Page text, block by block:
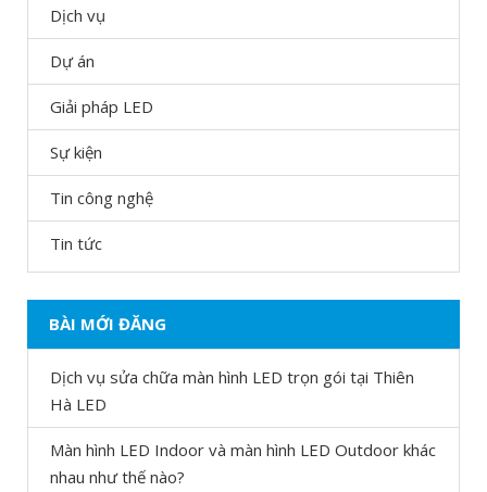
Dịch vụ
Dự án
Giải pháp LED
Sự kiện
Tin công nghệ
Tin tức
BÀI MỚI ĐĂNG
Dịch vụ sửa chữa màn hình LED trọn gói tại Thiên
Hà LED
Màn hình LED Indoor và màn hình LED Outdoor khác
nhau như thế nào?